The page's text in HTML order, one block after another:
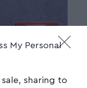
My Personal
sharing to